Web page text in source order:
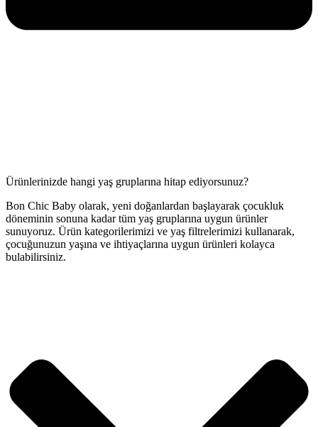
Ürünlerinizde hangi yaş gruplarına hitap ediyorsunuz?
Bon Chic Baby olarak, yeni doğanlardan başlayarak çocukluk
döneminin sonuna kadar tüm yaş gruplarına uygun ürünler
sunuyoruz. Ürün kategorilerimizi ve yaş filtrelerimizi kullanarak,
çocuğunuzun yaşına ve ihtiyaçlarına uygun ürünleri kolayca
bulabilirsiniz.